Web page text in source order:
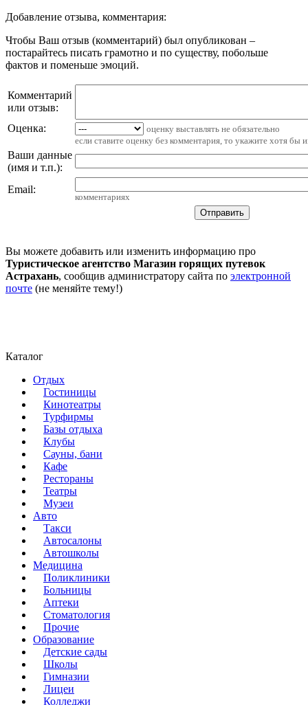
Добавление отзыва, комментария:
Чтобы Ваш отзыв (комментарий) был опубликован –
постарайтесь писать грамотно и по существу, побольше
фактов и поменьше эмоций.
Комментарий
или отзыв:
Оценка:
оценку выставлять не обязательно
если ставите оценку без комментария, то укажите хотя бы
Ваши данные
(имя и т.п.):
Email:
комментариях
Вы можете добавить или изменить информацию про
Туристическое агентство Магазин горящих путевок
Астрахань, сообщив администратору сайта по электронной
почте (не меняйте тему!)
Каталог
Отдых
Гостиницы
Кинотеатры
Турфирмы
Базы отдыха
Клубы
Сауны, бани
Кафе
Рестораны
Театры
Музеи
Авто
Такси
Автосалоны
Автошколы
Медицина
Поликлиники
Больницы
Аптеки
Стоматология
Прочие
Образование
Детские сады
Школы
Гимназии
Лицеи
Колледжи